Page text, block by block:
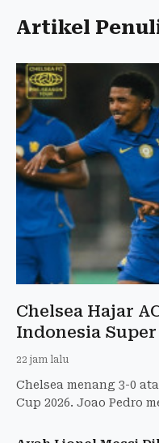
Artikel
Chelsea Hajar
Indonesia Super
22 jam lalu
Chelsea menang 3-0
Cup 2026. Joao Pedro